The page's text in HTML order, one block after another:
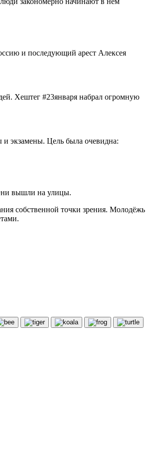
и последующий арест Алексея
Хештег #23января набрал огромную
и экзамены. Цель была очевидна:
вышли на улицы.
собственной точки зрения. Молодёжь